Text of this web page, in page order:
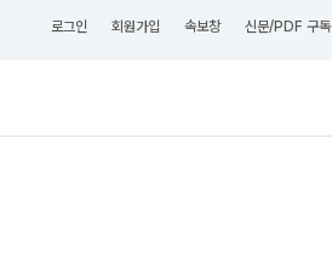
로그인 회원가입 속보창 신문/PDF 구독